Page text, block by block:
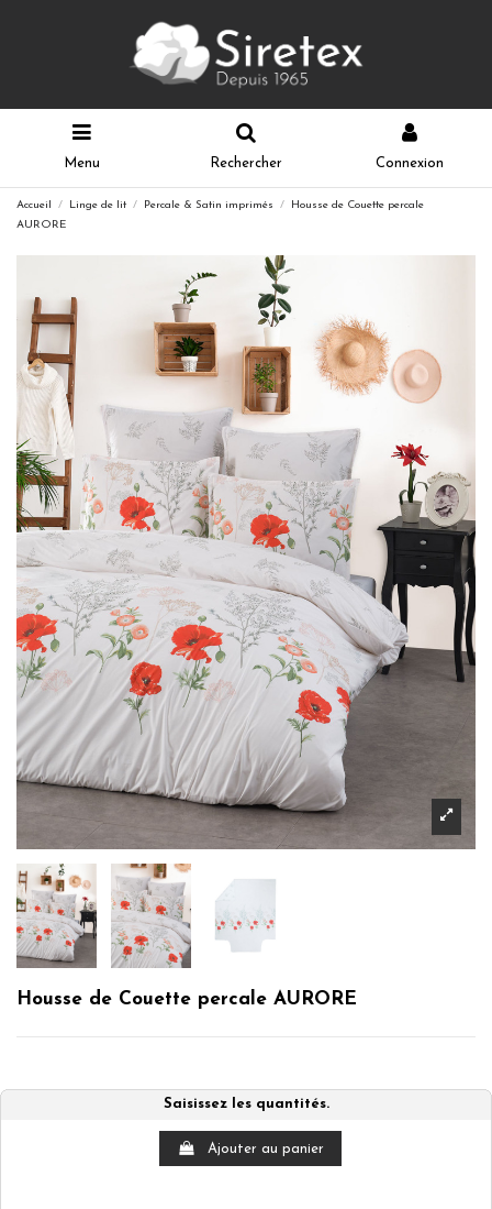
Menu Rechercher Connexion
Accueil Linge de lit Percale & Satin imprimés
Housse de Couette percale
AURORE
Housse de Couette percale AURORE
Saisissez les quantités.
Ajouter au panier